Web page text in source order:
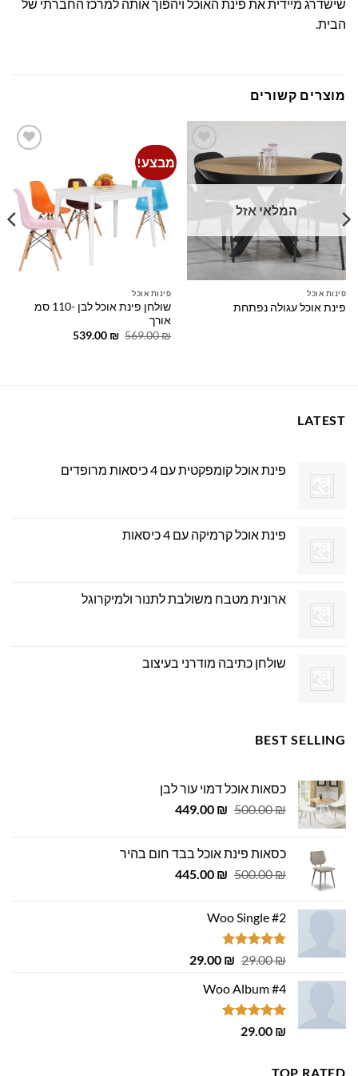
שישדרג מיידית את פינת האוכל ויהפוך אותה למרכז החברתי של
הבית.
מוצרים קשורים
Add to
wishlist
המלאי אזל
פינות אוכל
פינת אוכל עגולה נפתחת
מבצע!
פינות אוכל
שולחן פינת אוכל לבן -110 סמ
אורך
569.00₪
המחיר
539.00 ₪
המחיר
LATEST
פינת אוכל קומפקטית עם 4 כיסאות מרופדים
פינת אוכל קרמיקה עם 4 כיסאות
ארונית מטבח משולבת לתנור ולמיקרוגל
שולחן כתיבה מודרני בעיצוב
BEST SELLING
כסאות אוכל דמוי עור לבן
500.00₪
המחיר
500.00 ₪.
449.00 ₪
המחיר
449.00 ₪.
כסאות פינת אוכל בבד חום בהיר
500.00₪
המחיר
500.00 ₪.
445.00 ₪
המחיר
Woo Single #2
דורג4.75
29.00₪
המחיר
היה:
29.00 ₪.
29.00 ₪
המחיר
Woo Album #4
דורג5.00
29.00 ₪
TOP RATED